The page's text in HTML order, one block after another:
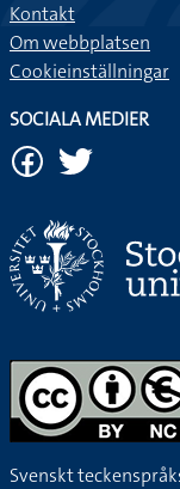
Kontakt
Om webbplatsen
Cookieinställningar
SOCIALA MEDIER
Svenskt